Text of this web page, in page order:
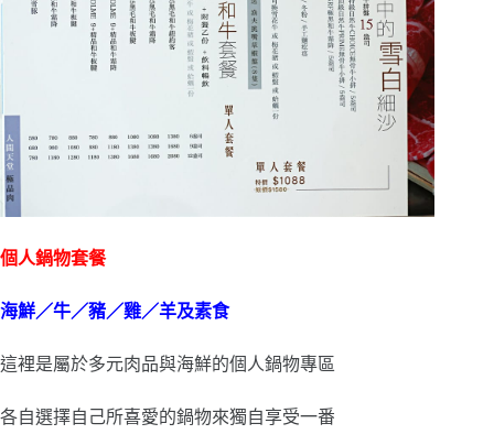
個人鍋物套餐
海鮮／牛／豬／雞／羊及素食
這裡是屬於多元肉品與海鮮的個人鍋物專區
各自選擇自己所喜愛的鍋物來獨自享受一番